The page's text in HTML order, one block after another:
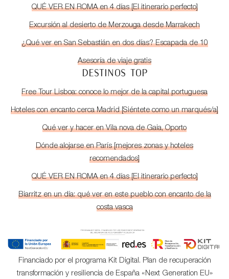
QUÉ VER EN ROMA en 4 días [El itinerario perfecto]
Excursión al desierto de Merzouga desde Marrakech
¿Qué ver en San Sebastián en dos días? Escapada de 10
Asesoría de viaje gratis
DESTINOS TOP
Free Tour Lisboa: conoce lo mejor de la capital portuguesa
Hoteles con encanto cerca Madrid [Siéntete como un marqués/a]
Qué ver y hacer en Vila nova de Gaia, Oporto
Dónde alojarse en París [mejores zonas y hoteles
recomendados]
QUÉ VER EN ROMA en 4 días [El itinerario perfecto]
Biarritz en un día: qué ver en este pueblo con encanto de la
costa vasca
Financiado por el programa Kit Digital. Plan de recuperación
transformación y resiliencia de España «Next Generation EU»